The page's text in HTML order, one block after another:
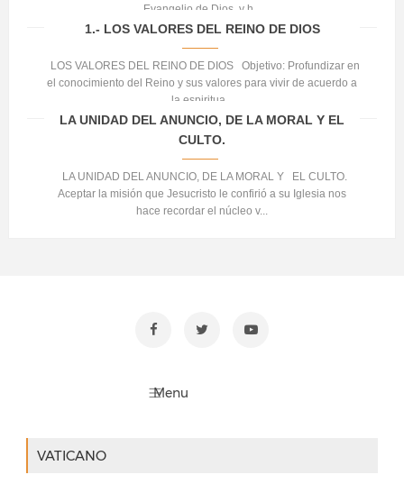
Evangelio de Dios, y h...
1.- LOS VALORES DEL REINO DE DIOS
LOS VALORES DEL REINO DE DIOS Objetivo: Profundizar en
el conocimiento del Reino y sus valores para vivir de acuerdo a
la espiritua...
LA UNIDAD DEL ANUNCIO, DE LA MORAL Y EL
CULTO.
LA UNIDAD DEL ANUNCIO, DE LA MORAL Y EL CULTO.
Aceptar la misión que Jesucristo le confirió a su Iglesia nos
hace recordar el núcleo v...
VATICANO